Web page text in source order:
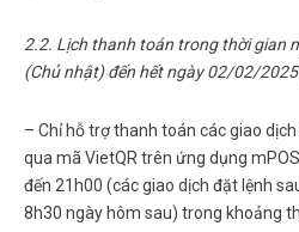
2.2. Lịch thanh toán trong thời gian
(Chủ nhật) đến hết ngày 02/02/
– Chỉ hỗ trợ thanh toán các giao
qua mã VietQR trên ứng dụng
đến 21h00 (các giao dịch đặt lệnh
8h30 ngày hôm sau) trong khoảng